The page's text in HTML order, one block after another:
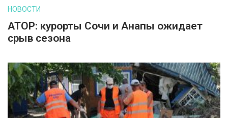
НОВОСТИ
АТОР: курорты Сочи и Анапы ожидает
срыв сезона